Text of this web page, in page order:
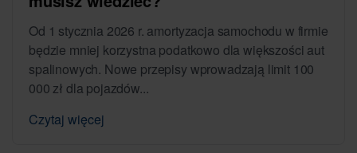
Od 1 stycznia 2026 r. amortyzacja samochodu w firmie
będzie mniej korzystna podatkowo dla większości aut
spalinowych. Nowe przepisy wprowadzają limit 100
000 zł dla pojazdów...
Czytaj więcej